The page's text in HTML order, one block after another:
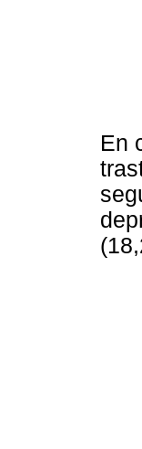
En